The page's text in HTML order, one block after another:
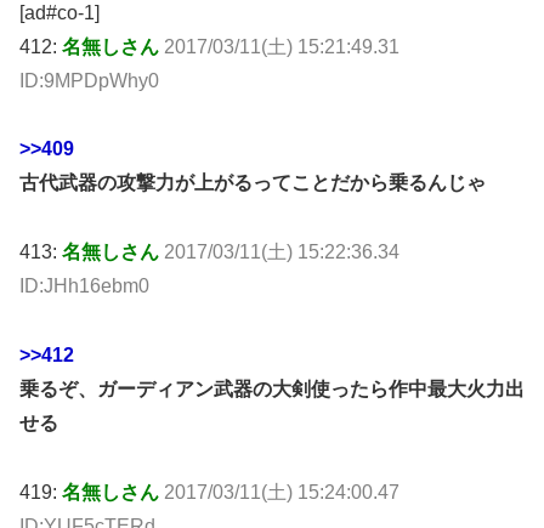
[ad#co-1]
412: 名無しさん 2017/03/11(土) 15:21:49.31
ID:9MPDpWhy0
>>409
古代武器の攻撃力が上がるってことだから乗るんじゃ
413: 名無しさん 2017/03/11(土) 15:22:36.34
ID:JHh16ebm0
>>412
乗るぞ、ガーディアン武器の大剣使ったら作中最大火力出
せる
419: 名無しさん 2017/03/11(土) 15:24:00.47